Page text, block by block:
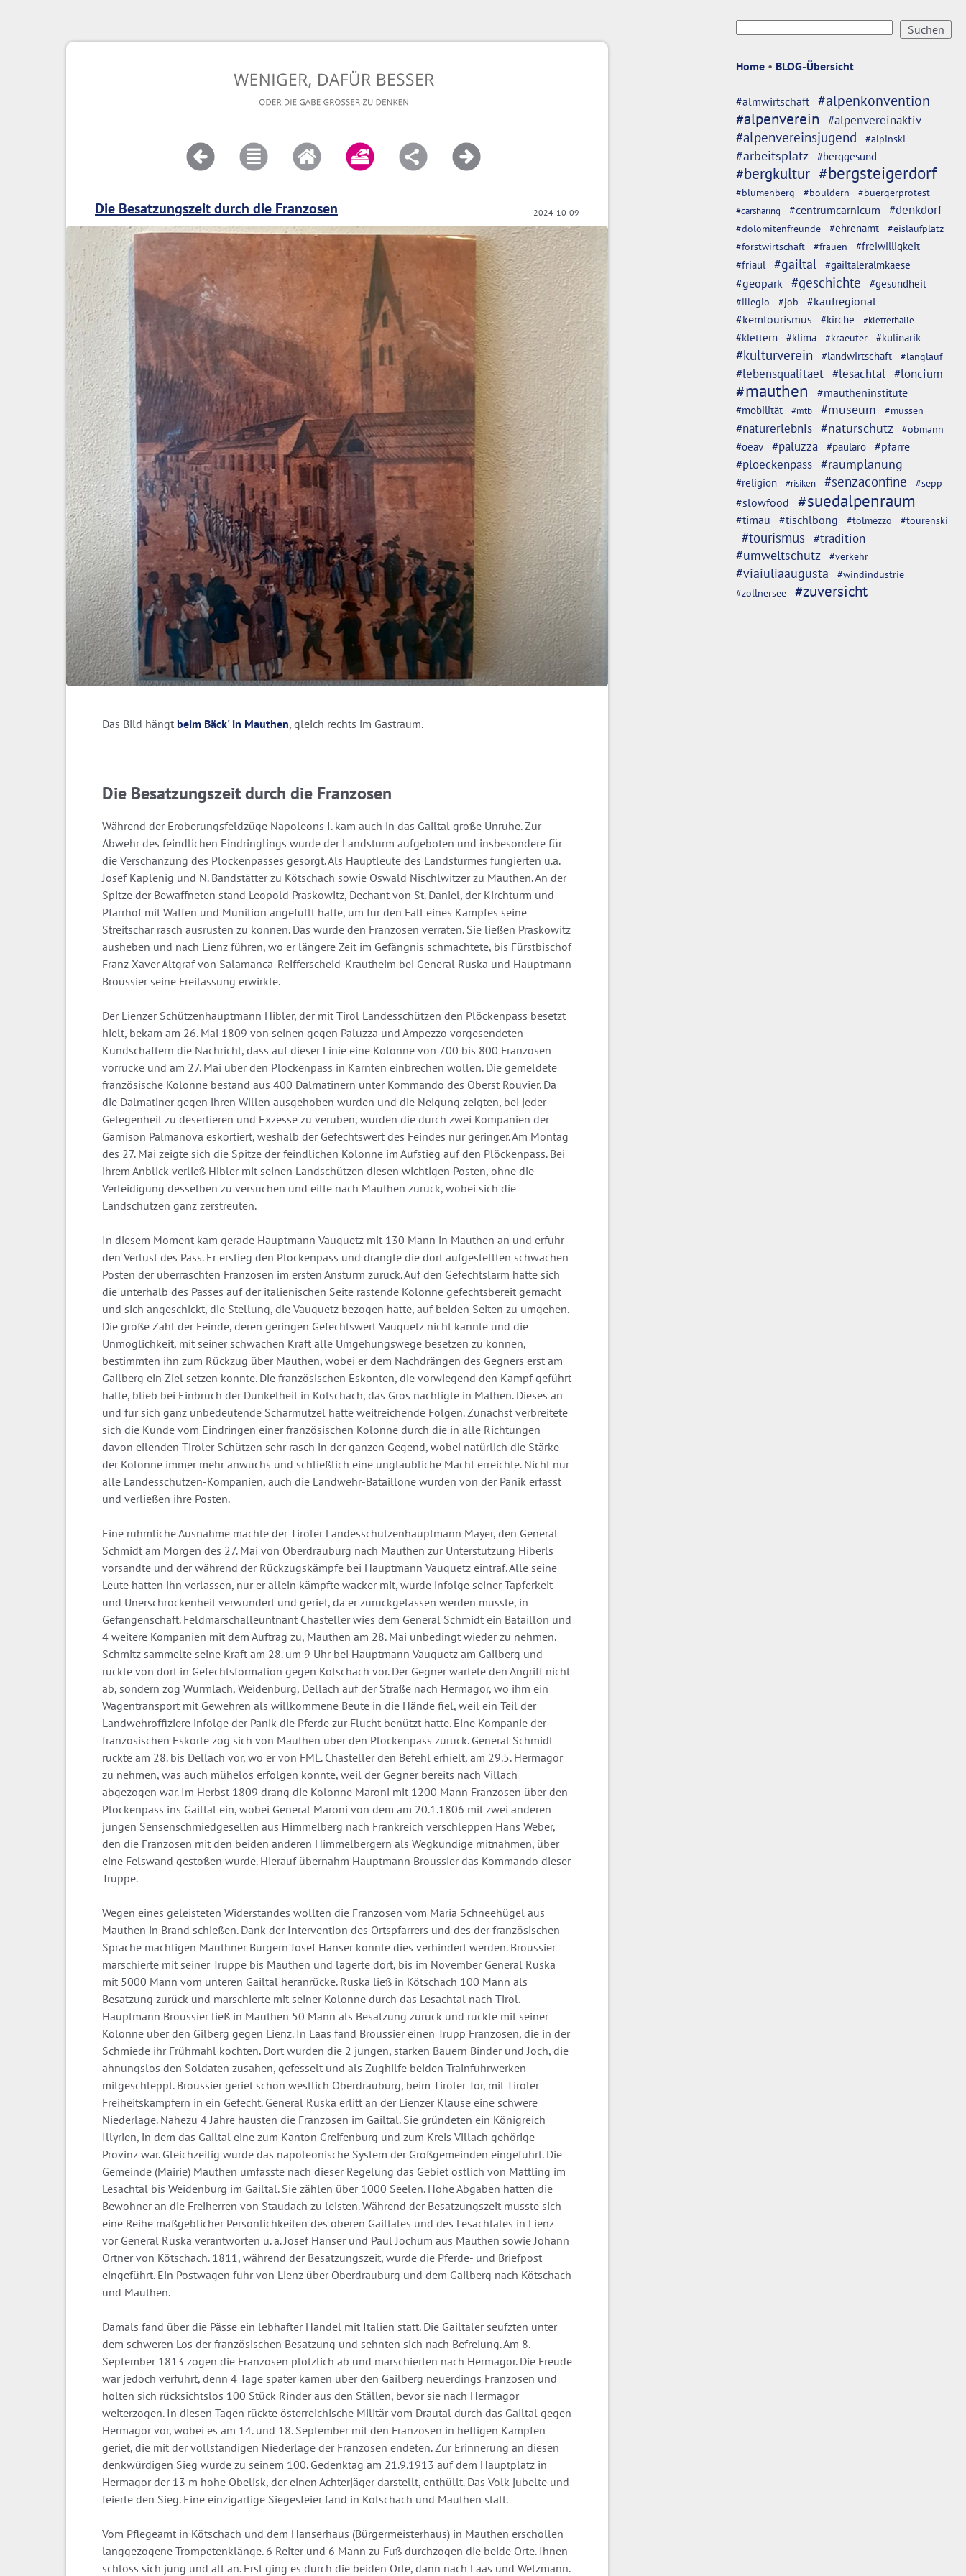
Home • BLOG-Übersicht
#almwirtschaft #alpenkonvention
#alpenverein #alpenvereinaktiv
#alpenvereinsjugend #alpinski
#arbeitsplatz #berggesund
#bergkultur #bergsteigerdorf
#blumenberg #bouldern
#buergerprotest
#carsharing
#centrumcarnicum #denkdorf
#dolomitenfreunde #ehrenamt
#eislaufplatz
#forstwirtschaft
#frauen
#freiwilligkeit
#friaul
#gailtal #gailtaleralmkaese
#geopark #geschichte #gesundheit
#illegio #job
#kaufregional
#kemtourismus
#kirche #kletterhalle
#klettern #klima #kraeuter #kulinarik
#kulturverein #landwirtschaft #langlauf
#lebensqualitaet #lesachtal #loncium
#mauthen #mautheninstitute
#mobilität #mtb #museum #mussen
#naturerlebnis #naturschutz #obmann
#oeav #paluzza #paularo #pfarre
#ploeckenpass #raumplanung
#religion #risiken #senzaconfine #sepp
#slowfood #suedalpenraum
#timau #tischlbong #tolmezzo #tourenski
#tourismus #tradition
#umweltschutz
#verkehr
#viaiuliaaugusta #windindustrie
#zollnersee #zuversicht
2024-10-09
Die Besatzungszeit durch die Franzosen
Das Bild hängt beim Bäck' in Mauthen, gleich rechts im Gastraum.
Die Besatzungszeit durch die Franzosen
Während der Eroberungsfeldzüge Napoleons I. kam auch in das Gailtal große Unruhe. Zur
Abwehr des feindlichen Eindringlings wurde der Landsturm aufgeboten und insbesondere für
die Verschanzung des Plöckenpasses gesorgt. Als Hauptleute des Landsturmes fungierten u.a.
Josef Kaplenig und N. Bandstätter zu Kötschach sowie Oswald Nischlwitzer zu Mauthen. An der
Spitze der Bewaffneten stand Leopold Praskowitz, Dechant von St. Daniel, der Kirchturm und
Pfarrhof mit Waffen und Munition angefüllt hatte, um für den Fall eines Kampfes seine
Streitschar rasch ausrüsten zu können. Das wurde den Franzosen verraten. Sie ließen Praskowitz
ausheben und nach Lienz führen, wo er längere Zeit im Gefängnis schmachtete, bis Fürstbischof
Franz Xaver Altgraf von Salamanca-Reifferscheid-Krautheim bei General Ruska und Hauptmann
Broussier seine Freilassung erwirkte.
Der Lienzer Schützenhauptmann Hibler, der mit Tirol Landesschützen den Plöckenpass besetzt
hielt, bekam am 26. Mai 1809 von seinen gegen Paluzza und Ampezzo vorgesendeten
Kundschaftern die Nachricht, dass auf dieser Linie eine Kolonne von 700 bis 800 Franzosen
vorrücke und am 27. Mai über den Plöckenpass in Kärnten einbrechen wollen. Die gemeldete
französische Kolonne bestand aus 400 Dalmatinern unter Kommando des Oberst Rouvier. Da
die Dalmatiner gegen ihren Willen ausgehoben wurden und die Neigung zeigten, bei jeder
Gelegenheit zu desertieren und Exzesse zu verüben, wurden die durch zwei Kompanien der
Garnison Palmanova eskortiert, weshalb der Gefechtswert des Feindes nur geringer. Am Montag
des 27. Mai zeigte sich die Spitze der feindlichen Kolonne im Aufstieg auf den Plöckenpass. Bei
ihrem Anblick verließ Hibler mit seinen Landschützen diesen wichtigen Posten, ohne die
Verteidigung desselben zu versuchen und eilte nach Mauthen zurück, wobei sich die
Landschützen ganz zerstreuten.
In diesem Moment kam gerade Hauptmann Vauquetz mit 130 Mann in Mauthen an und erfuhr
den Verlust des Pass. Er erstieg den Plöckenpass und drängte die dort aufgestellten schwachen
Posten der überraschten Franzosen im ersten Ansturm zurück. Auf den Gefechtslärm hatte sich
die unterhalb des Passes auf der italienischen Seite rastende Kolonne gefechtsbereit gemacht
und sich angeschickt, die Stellung, die Vauquetz bezogen hatte, auf beiden Seiten zu umgehen.
Die große Zahl der Feinde, deren geringen Gefechtswert Vauquetz nicht kannte und die
Unmöglichkeit, mit seiner schwachen Kraft alle Umgehungswege besetzen zu können,
bestimmten ihn zum Rückzug über Mauthen, wobei er dem Nachdrängen des Gegners erst am
Gailberg ein Ziel setzen konnte. Die französischen Eskonten, die vorwiegend den Kampf geführt
hatte, blieb bei Einbruch der Dunkelheit in Kötschach, das Gros nächtigte in Mathen. Dieses an
und für sich ganz unbedeutende Scharmützel hatte weitreichende Folgen. Zunächst verbreitete
sich die Kunde vom Eindringen einer französischen Kolonne durch die in alle Richtungen
davon eilenden Tiroler Schützen sehr rasch in der ganzen Gegend, wobei natürlich die Stärke
der Kolonne immer mehr anwuchs und schließlich eine unglaubliche Macht erreichte. Nicht nur
alle Landesschützen-Kompanien, auch die Landwehr-Bataillone wurden von der Panik erfasst
und verließen ihre Posten.
Eine rühmliche Ausnahme machte der Tiroler Landesschützenhauptmann Mayer, den General
Schmidt am Morgen des 27. Mai von Oberdrauburg nach Mauthen zur Unterstützung Hiberls
vorsandte und der während der Rückzugskämpfe bei Hauptmann Vauquetz eintraf. Alle seine
Leute hatten ihn verlassen, nur er allein kämpfte wacker mit, wurde infolge seiner Tapferkeit
und Unerschrockenheit verwundert und geriet, da er zurückgelassen werden musste, in
Gefangenschaft. Feldmarschalleuntnant Chasteller wies dem General Schmidt ein Bataillon und
4 weitere Kompanien mit dem Auftrag zu, Mauthen am 28. Mai unbedingt wieder zu nehmen.
Schmitz sammelte seine Kraft am 28. um 9 Uhr bei Hauptmann Vauquetz am Gailberg und
rückte von dort in Gefechtsformation gegen Kötschach vor. Der Gegner wartete den Angriff nicht
ab, sondern zog Würmlach, Weidenburg, Dellach auf der Straße nach Hermagor, wo ihm ein
Wagentransport mit Gewehren als willkommene Beute in die Hände fiel, weil ein Teil der
Landwehroffiziere infolge der Panik die Pferde zur Flucht benützt hatte. Eine Kompanie der
französischen Eskorte zog sich von Mauthen über den Plöckenpass zurück. General Schmidt
rückte am 28. bis Dellach vor, wo er von FML. Chasteller den Befehl erhielt, am 29.5. Hermagor
zu nehmen, was auch mühelos erfolgen konnte, weil der Gegner bereits nach Villach
abgezogen war. Im Herbst 1809 drang die Kolonne Maroni mit 1200 Mann Franzosen über den
Plöckenpass ins Gailtal ein, wobei General Maroni von dem am 20.1.1806 mit zwei anderen
jungen Sensenschmiedgesellen aus Himmelberg nach Frankreich verschleppen Hans Weber,
den die Franzosen mit den beiden anderen Himmelbergern als Wegkundige mitnahmen, über
eine Felswand gestoßen wurde. Hierauf übernahm Hauptmann Broussier das Kommando dieser
Truppe.
Wegen eines geleisteten Widerstandes wollten die Franzosen vom Maria Schneehügel aus
Mauthen in Brand schießen. Dank der Intervention des Ortspfarrers und des der französischen
Sprache mächtigen Mauthner Bürgern Josef Hanser konnte dies verhindert werden. Broussier
marschierte mit seiner Truppe bis Mauthen und lagerte dort, bis im November General Ruska
mit 5000 Mann vom unteren Gailtal heranrücke. Ruska ließ in Kötschach 100 Mann als
Besatzung zurück und marschierte mit seiner Kolonne durch das Lesachtal nach Tirol.
Hauptmann Broussier ließ in Mauthen 50 Mann als Besatzung zurück und rückte mit seiner
Kolonne über den Gilberg gegen Lienz. In Laas fand Broussier einen Trupp Franzosen, die in der
Schmiede ihr Frühmahl kochten. Dort wurden die 2 jungen, starken Bauern Binder und Joch, die
ahnungslos den Soldaten zusahen, gefesselt und als Zughilfe beiden Trainfuhrwerken
mitgeschleppt. Broussier geriet schon westlich Oberdrauburg, beim Tiroler Tor, mit Tiroler
Freiheitskämpfern in ein Gefecht. General Ruska erlitt an der Lienzer Klause eine schwere
Niederlage. Nahezu 4 Jahre hausten die Franzosen im Gailtal. Sie gründeten ein Königreich
Illyrien, in dem das Gailtal eine zum Kanton Greifenburg und zum Kreis Villach gehörige
Provinz war. Gleichzeitig wurde das napoleonische System der Großgemeinden eingeführt. Die
Gemeinde (Mairie) Mauthen umfasste nach dieser Regelung das Gebiet östlich von Mattling im
Lesachtal bis Weidenburg im Gailtal. Sie zählen über 1000 Seelen. Hohe Abgaben hatten die
Bewohner an die Freiherren von Staudach zu leisten. Während der Besatzungszeit musste sich
eine Reihe maßgeblicher Persönlichkeiten des oberen Gailtales und des Lesachtales in Lienz
vor General Ruska verantworten u. a. Josef Hanser und Paul Jochum aus Mauthen sowie Johann
Ortner von Kötschach. 1811, während der Besatzungszeit, wurde die Pferde- und Briefpost
eingeführt. Ein Postwagen fuhr von Lienz über Oberdrauburg und dem Gailberg nach Kötschach
und Mauthen.
Damals fand über die Pässe ein lebhafter Handel mit Italien statt. Die Gailtaler seufzten unter
dem schweren Los der französischen Besatzung und sehnten sich nach Befreiung. Am 8.
September 1813 zogen die Franzosen plötzlich ab und marschierten nach Hermagor. Die Freude
war jedoch verführt, denn 4 Tage später kamen über den Gailberg neuerdings Franzosen und
holten sich rücksichtslos 100 Stück Rinder aus den Ställen, bevor sie nach Hermagor
weiterzogen. In diesen Tagen rückte österreichische Militär vom Drautal durch das Gailtal gegen
Hermagor vor, wobei es am 14. und 18. September mit den Franzosen in heftigen Kämpfen
geriet, die mit der vollständigen Niederlage der Franzosen endeten. Zur Erinnerung an diesen
denkwürdigen Sieg wurde zu seinem 100. Gedenktag am 21.9.1913 auf dem Hauptplatz in
Hermagor der 13 m hohe Obelisk, der einen Achterjäger darstellt, enthüllt. Das Volk jubelte und
feierte den Sieg. Eine einzigartige Siegesfeier fand in Kötschach und Mauthen statt.
Vom Pflegeamt in Kötschach und dem Hanserhaus (Bürgermeisterhaus) in Mauthen erschollen
langgezogene Trompetenklänge. 6 Reiter und 6 Mann zu Fuß durchzogen die beide Orte. Ihnen
schloss sich jung und alt an. Erst ging es durch die beiden Orte, dann nach Laas und Wetzmann.